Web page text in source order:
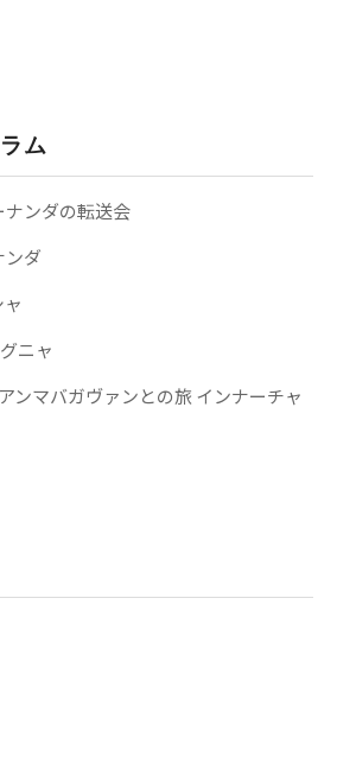
ム
ナンダの転送会
ンダ
ニャ
ンマバガヴァンとの旅 インナーチャ